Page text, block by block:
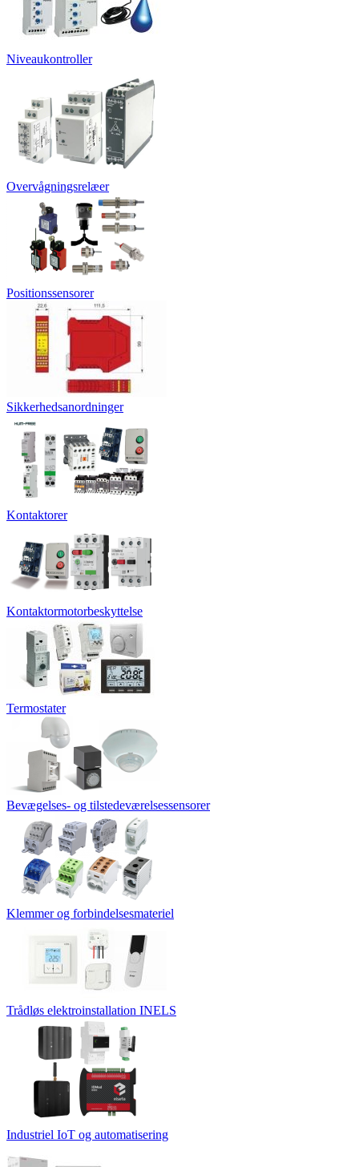
Niveaukontroller
Overvågningsrelæer
Positionssensorer
Sikkerhedsanordninger
Kontaktorer
Kontaktormotorbeskyttelse
Termostater
Bevægelses- og tilstedeværelsessensorer
Klemmer og forbindelsesmateriel
Trådløs elektroinstallation INELS
Industriel IoT og automatisering